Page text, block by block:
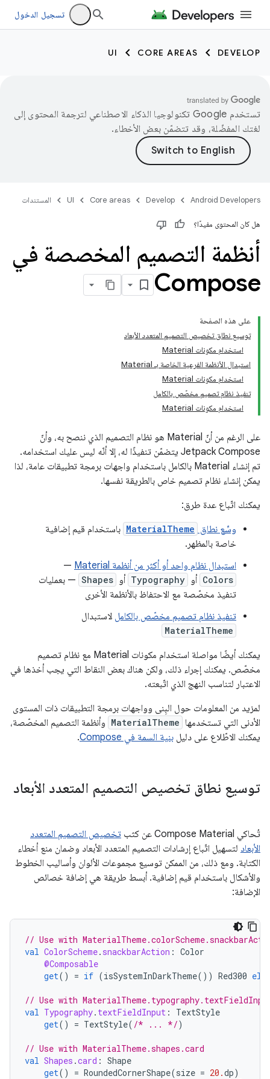
تسجيل الدخول
DEVELOP
CORE AREAS
UI
تستخدم Google تكنولوجيا الذكاء الاصطناعي لترجمة المحتوى إلى
لغتك المفضّلة، وقد تتضمّن بعض الأخطاء.
Android Developers
Develop
Core areas
UI المستندات
هل كان المحتوى مفيدًا؟
أنظمة التصميم المخصصة في
Compose
على هذه الصفحة
توسيع نطاق تخصيص التصميم المتعدد الأبعاد
استخدام مكونات Material
استبدال الأنظمة الفرعية الخاصة بـ Material
استخدام مكونات Material
تنفيذ نظام تصميم مخصّص بالكامل
استخدام مكونات Material
على الرغم من أنّ Material هو نظام التصميم الذي ننصح به، وأنّ
Jetpack Compose يتضمّن تنفيذًا له، إلا أنّه ليس عليك استخدامه.
تم إنشاء Material بالكامل باستخدام واجهات برمجة تطبيقات عامة، لذا
يمكن إنشاء نظام تصميم خاص بالطريقة نفسها.
يمكنك اتّباع عدة طرق:
وسِّع نطاق MaterialTheme باستخدام قيم إضافية
خاصة بالمظهر.
استبدال نظام واحد أو أكثر من أنظمة Material
—
Colors أو Typography أو Shapes — بعمليات
تنفيذ مخصّصة مع الاحتفاظ بالأنظمة الأخرى
تنفيذ نظام تصميم مخصّص بالكامل لاستبدال
MaterialTheme
يمكنك أيضًا مواصلة استخدام مكونات Material مع نظام تصميم
مخصّص. يمكنك إجراء ذلك، ولكن هناك بعض النقاط التي يجب أخذها في
الاعتبار لتناسب النهج الذي اتّبعته.
لمزيد من المعلومات حول البِنى وواجهات برمجة التطبيقات ذات المستوى
الأدنى التي تستخدمها MaterialTheme وأنظمة التصميم المخصّصة،
يمكنك الاطّلاع على دليل بنية السمة في Compose .
توسيع نطاق تخصيص التصميم المتعدد الأبعاد
تُحاكي Compose Material عن كثب
تخصيص التصميم المتعدد
الأبعاد لتسهيل اتّباع إرشادات التصميم المتعدد الأبعاد وضمان منع أخطاء
الكتابة. ومع ذلك، من الممكن توسيع مجموعات الألوان وأساليب الخطوط
والأشكال باستخدام قيم إضافية. أبسط طريقة هي إضافة خصائص
الإضافة:
// Use with
val ColorScheme. snackbarAction : Color
@Composable
get() = if (isSystemInDarkTheme()) Red300
// Use with
val Typography. textFieldInput :
TextStyle
get() = TextStyle( /* ... */)
// Use with MaterialTheme.shapes.card
val Shapes .card : Shape
get() = RoundedCornerShape(size = 20.dp)